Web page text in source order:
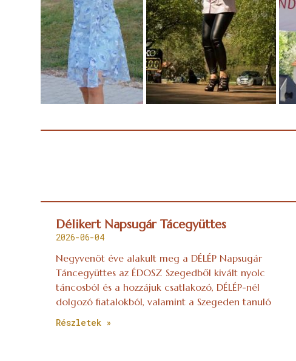
Délikert Napsugár Tácegyüttes
2026-06-04
Negyvenöt éve alakult meg a DÉLÉP Napsugár
Táncegyüttes az ÉDOSZ Szegedből kivált nyolc
táncosból és a hozzájuk csatlakozó, DÉLÉP-nél
dolgozó fiatalokból, valamint a Szegeden tanuló
Részletek »